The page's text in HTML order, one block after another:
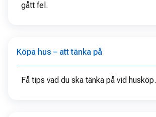
gått fel.
Köpa hus – att tänka på
Få tips vad du ska tänka på vid husköp.